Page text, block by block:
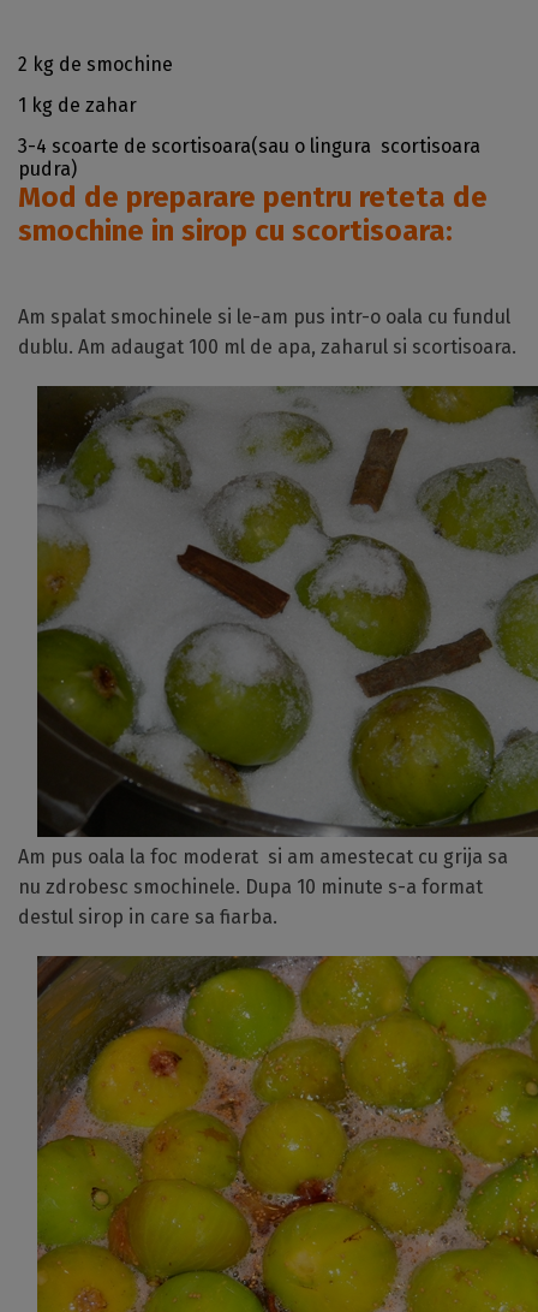
2 kg de smochine
1 kg de zahar
3-4 scoarte de scortisoara(sau o lingura scortisoara
pudra)
Mod de preparare pentru reteta de
smochine in sirop cu scortisoara:
Am spalat smochinele si le-am pus intr-o oala cu fundul
dublu. Am adaugat 100 ml de apa, zaharul si scortisoara.
Am pus oala la foc moderat si am amestecat cu grija sa
nu zdrobesc smochinele. Dupa 10 minute s-a format
destul sirop in care sa fiarba.